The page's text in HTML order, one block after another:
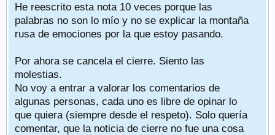
He reescrito esta nota 10 veces porque las
palabras no son lo mío y no se explicar la montaña
rusa de emociones por la que estoy pasando.
Por ahora se cancela el cierre. Siento las
molestias.
No voy a entrar a valorar los comentarios de
algunas personas, cada uno es libre de opinar lo
que quiera (siempre desde el respeto). Solo quería
comentar, que la noticia de cierre no fue una cosa